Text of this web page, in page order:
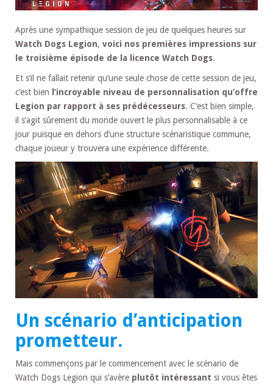
Après une sympathique session de jeu de quelques heures sur
Watch Dogs Legion, voici nos premières impressions sur
le troisième épisode de la licence Watch Dogs.
Et s’il ne fallait retenir qu’une seule chose de cette session de jeu,
c’est bien l’incroyable niveau de personnalisation qu’offre
Legion par rapport à ses prédécesseurs. C’est bien simple,
il s’agit sûrement du monde ouvert le plus personnalisable à ce
jour puisque en dehors d’une structure scénaristique commune,
chaque joueur y trouvera une expérience différente.
Un scénario d’anticipation
prometteur.
Mais commençons par le commencement avec le scénario de
Watch Dogs Legion qui s’avère plutôt intéressant si vous êtes